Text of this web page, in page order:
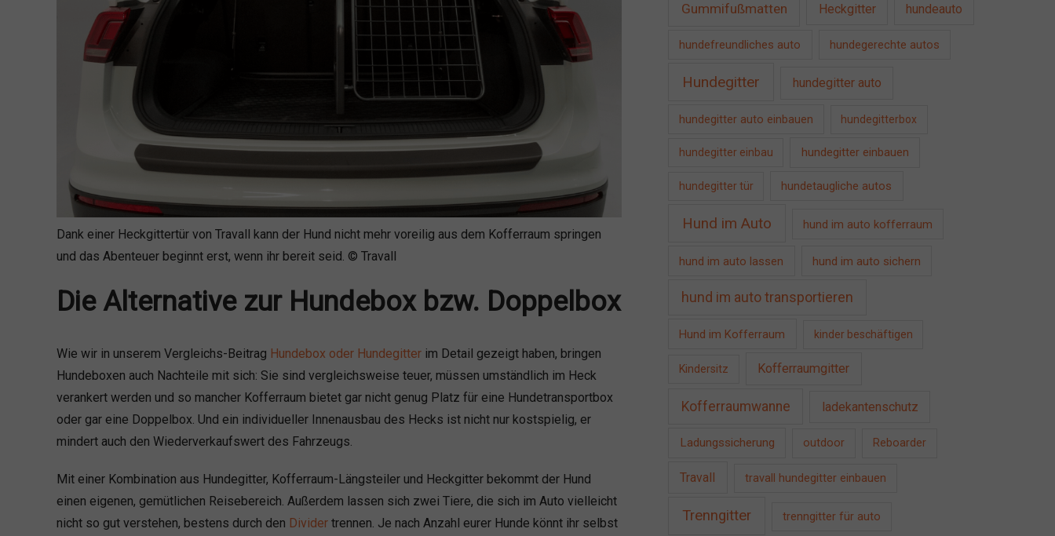
Dank einer Heckgittertür von Travall kann der Hund nicht mehr voreilig aus dem Kofferraum springen
und das Abenteuer beginnt erst, wenn ihr bereit seid. © Travall
Die Alternative zur Hundebox bzw. Doppelbox
Wie wir in unserem Vergleichs-Beitrag Hundebox oder Hundegitter im Detail gezeigt haben, bringen
Hundeboxen auch Nachteile mit sich: Sie sind vergleichsweise teuer, müssen umständlich im Heck
verankert werden und so mancher Kofferraum bietet gar nicht genug Platz für eine Hundetransportbox
oder gar eine Doppelbox. Und ein individueller Innenausbau des Hecks ist nicht nur kostspielig, er
mindert auch den Wiederverkaufswert des Fahrzeugs.
Mit einer Kombination aus Hundegitter, Kofferraum-Längsteiler und Heckgitter bekommt der Hund
einen eigenen, gemütlichen Reisebereich. Außerdem lassen sich zwei Tiere, die sich im Auto vielleicht
nicht so gut verstehen, bestens durch den Divider trennen. Je nach Anzahl eurer Hunde könnt ihr selbst
Gummifußmatten Heckgitter hundeauto
hundefreundliches auto hundegerechte autos
Hundegitter hundegitter auto
hundegitter auto einbauen hundegitterbox
hundegitter einbau hundegitter einbauen
hundegitter tür hundetaugliche autos
Hund im Auto hund im auto kofferraum
hund im auto lassen hund im auto sichern
hund im auto transportieren
Hund im Kofferraum kinder beschäftigen
Kindersitz Kofferraumgitter
Kofferraumwanne ladekantenschutz
Ladungssicherung outdoor Reboarder
Travall travall hundegitter einbauen
Trenngitter trenngitter für auto